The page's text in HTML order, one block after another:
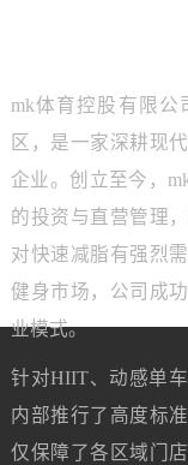
mk体育控股有限公
区，是一家深耕现
企业。创立至今，
的投资与直营管理
对快速减脂有强烈
健身市场，公司成
业模式。
针对HIIT、动感单
内部推行了高度标
仅保障了各区域门